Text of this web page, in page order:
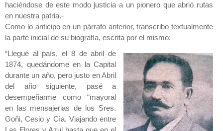
haciéndose de este modo justicia a un pionero que abrió rutas
en nuestra patria.-
Como lo anticipo en un párrafo anterior, transcribo textualmente
la parte inicial de su biografía, escrita por el mismo:
“Llegué al país, el 8 de abril de
1874, quedándome en la Capital
durante un año, pero justo en Abril
del año siguiente, pasé a
desempeñarme como “mayoral
en las mensajerias de los Sres.
Goñi, Cesio y Cìa. Viajando entre